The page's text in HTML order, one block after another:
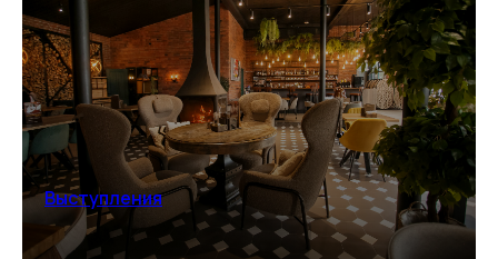
Выступления